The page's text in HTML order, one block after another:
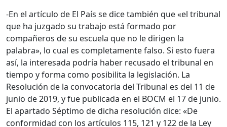
-En el artículo de El País se dice también que «el tribunal
que ha juzgado su trabajo está formado por
compañeros de su escuela que no le dirigen la
palabra», lo cual es completamente falso. Si esto fuera
así, la interesada podría haber recusado el tribunal en
tiempo y forma como posibilita la legislación. La
Resolución de la convocatoria del Tribunal es del 11 de
junio de 2019, y fue publicada en el BOCM el 17 de junio.
El apartado Séptimo de dicha resolución dice: «De
conformidad con los artículos 115, 121 y 122 de la Ley